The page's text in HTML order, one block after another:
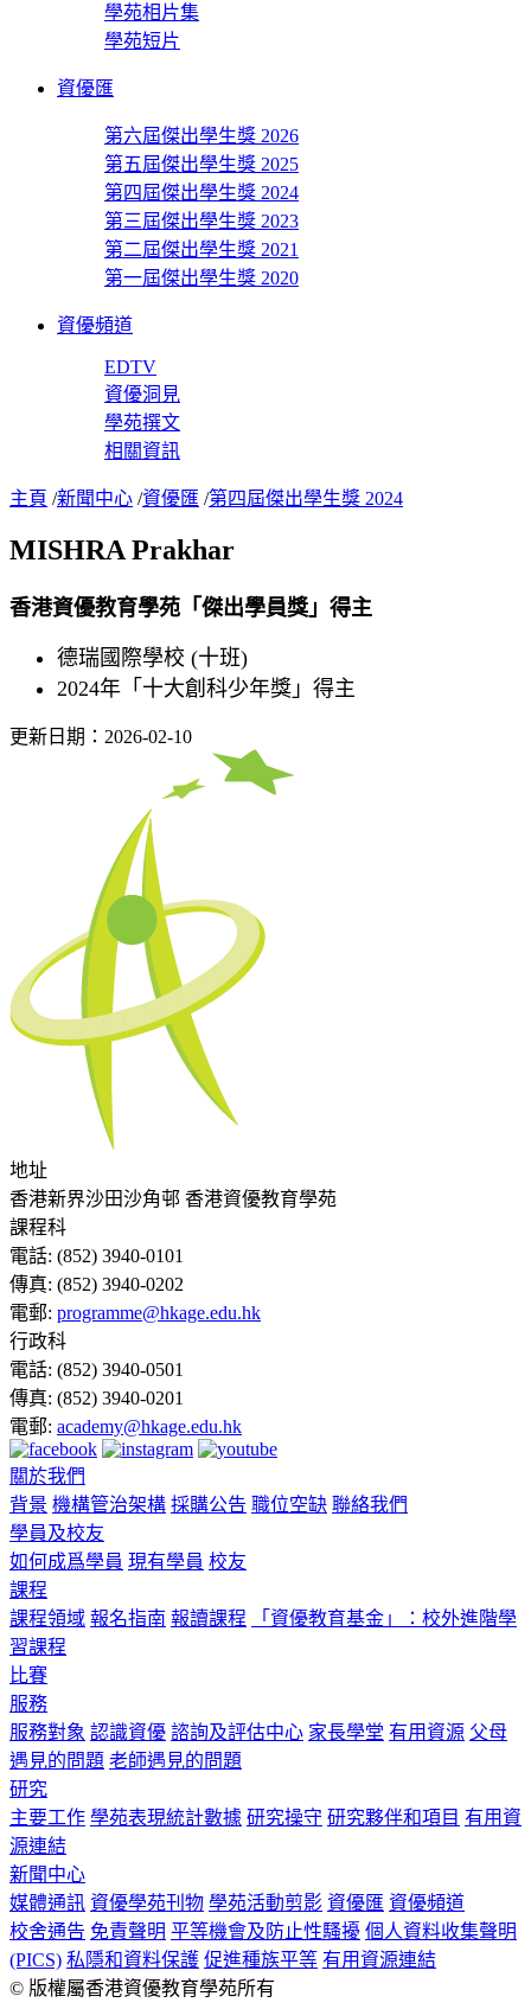
學苑相片集
學苑短片
資優匯
第六屆傑出學生獎 2026
第五屆傑出學生獎 2025
第四屆傑出學生獎 2024
第三屆傑出學生獎 2023
第二屆傑出學生獎 2021
第一屆傑出學生獎 2020
資優頻道
EDTV
資優洞見
學苑撰文
相關資訊
主頁 /新聞中心 /資優匯 /第四屆傑出學生獎 2024
MISHRA Prakhar
香港資優教育學苑「傑出學員獎」得主
德瑞國際學校 (十班)
2024年「十大創科少年獎」得主
更新日期：2026-02-10
地址
香港新界沙田沙角邨 香港資優教育學苑
課程科
電話: (852) 3940-0101
傳真: (852) 3940-0202
電郵: programme@hkage.edu.hk
行政科
電話: (852) 3940-0501
傳真: (852) 3940-0201
電郵: academy@hkage.edu.hk
關於我們
背景 機構管治架構 採購公告 職位空缺 聯絡我們
學員及校友
如何成爲學員 現有學員 校友
課程
課程領域 報名指南 報讀課程
「資優教育基金」：校外進階學
習課程
比賽
服務
服務對象 認識資優 諮詢及評估中心 家長學堂 有用資源 父母
遇見的問題 老師遇見的問題
研究
主要工作 學苑表現統計數據 研究操守 研究夥伴和項目 有用資
源連結
新聞中心
媒體通訊 資優學苑刊物 學苑活動剪影 資優匯 資優頻道
校舍通告 免責聲明 平等機會及防止性騷擾 個人資料收集聲明
(PICS) 私隱和資料保護 促進種族平等 有用資源連結
© 版權屬香港資優教育學苑所有